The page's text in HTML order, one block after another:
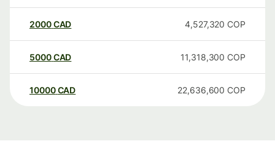
2000CAD 4,527,320 COP
5000CAD 11,318,300 COP
10000 CAD 22,636,600 COP